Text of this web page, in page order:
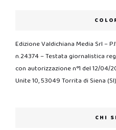
Edizione Valdichiana Media Srl –
n.24374 – Testata giornalistica
con autorizzazione n°1 del 12/04/
Unite 10, 53049 Torrita di Siena (SI)
CHI